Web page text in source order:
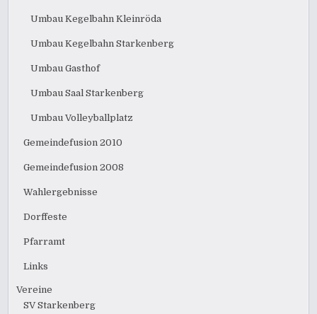
Umbau Kegelbahn Kleinröda
Umbau Kegelbahn Starkenberg
Umbau Gasthof
Umbau Saal Starkenberg
Umbau Volleyballplatz
Gemeindefusion 2010
Gemeindefusion 2008
Wahlergebnisse
Dorffeste
Pfarramt
Links
Vereine
SV Starkenberg